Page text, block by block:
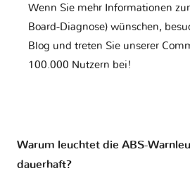
Wenn Sie mehr Informationen
Board-Diagnose) wünschen,
Blog und treten Sie unserer
100.000 Nutzern bei!
Warum leuchtet die ABS-
dauerhaft?